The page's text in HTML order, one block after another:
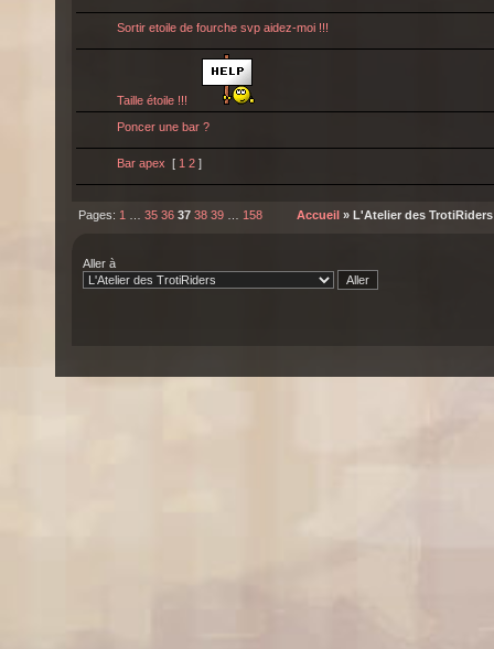
Sortir etoile de fourche svp aidez-moi !!!
Taille étoile !!!
Poncer une bar ?
Bar apex [ 1 2 ]
Pages: 1 35 36 37 38 39 158 Accueil » L'Atelier des TrotiRiders
Aller à